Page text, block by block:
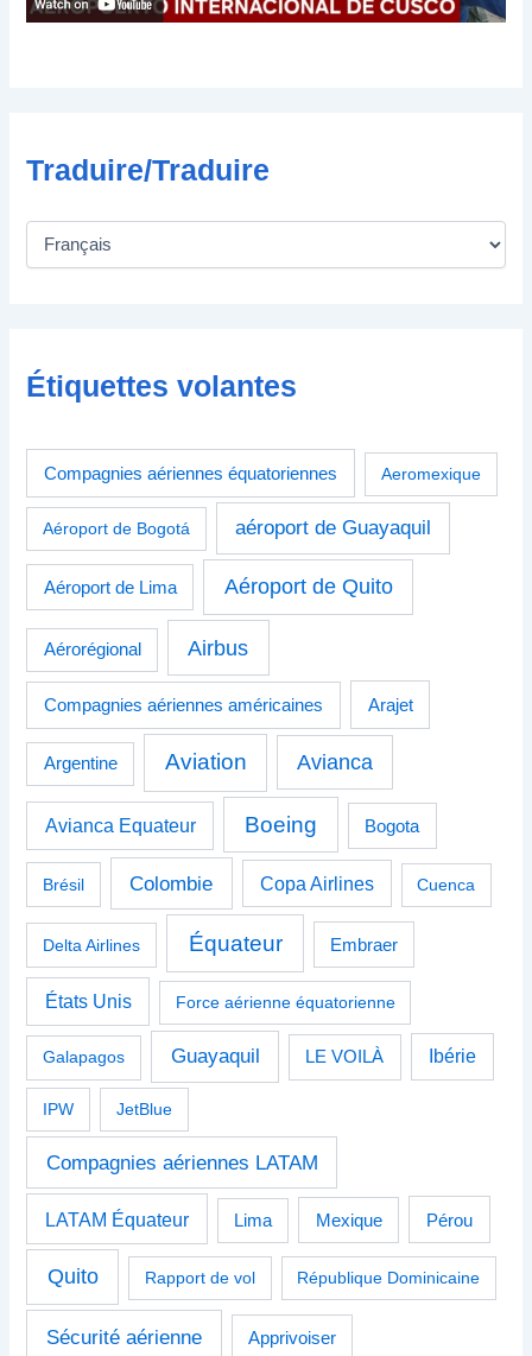
Traduire/Traduire
Étiquettes volantes
Compagnies aériennes équatoriennes Aeromexique
Aéroport de Bogotá aéroport de Guayaquil
Aéroport de Lima Aéroport de Quito
Aérorégional Airbus
Compagnies aériennes américaines Arajet
Argentine Aviation Avianca
Avianca Equateur Boeing Bogota
Brésil Colombie Copa Airlines Cuenca
Delta Airlines Équateur Embraer
États Unis Force aérienne équatorienne
Galapagos Guayaquil LE VOILÀ Ibérie
IPW JetBlue
Compagnies aériennes LATAM
LATAM Équateur Lima Mexique Pérou
Quito Rapport de vol République Dominicaine
Sécurité aérienne Apprivoiser